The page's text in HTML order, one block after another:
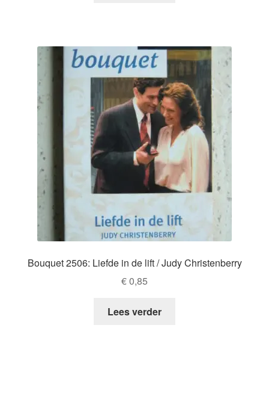
Bouquet 2506: Liefde in de lift / Judy Christenberry
€0,85
Lees verder